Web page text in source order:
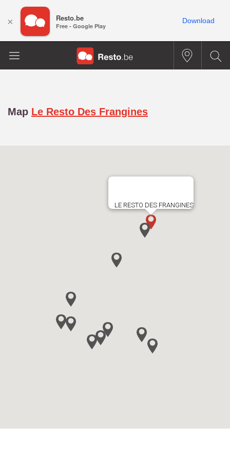
Map Le Resto Des Frangines
LE RESTO DES FRANGINES
× Resto.be
Free - Google Play
Download